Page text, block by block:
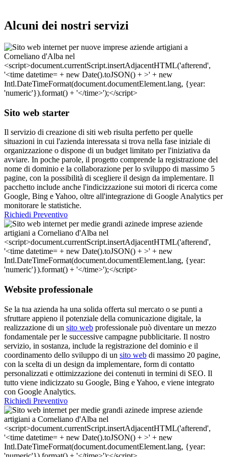
Alcuni dei nostri servizi
Sito web starter
Il servizio di creazione di siti web risulta perfetto per quelle
situazioni in cui l'azienda interessata si trova nella fase iniziale di
organizzazione o dispone di un budget limitato per l'iniziativa da
avviare. In poche parole, il progetto comprende la registrazione del
nome di dominio e la collaborazione per lo sviluppo di massimo 5
pagine, con la possibilità di scegliere il design da implementare. Il
pacchetto include anche l'indicizzazione sui motori di ricerca come
Google, Bing e Yahoo, oltre all'integrazione di Google Analytics per
monitorare le statistiche.
Richiedi Preventivo
Website professionale
Se la tua azienda ha una solida offerta sul mercato o se punti a
sfruttare appieno il potenziale della comunicazione digitale, la
realizzazione di un sito web professionale può diventare un mezzo
fondamentale per le successive campagne pubblicitarie. Il nostro
servizio, in sostanza, include la registrazione del dominio e il
coordinamento dello sviluppo di un sito web di massimo 20 pagine,
con la scelta di un design da implementare, form di contatto
personalizzati e ottimizzazione dei contenuti in termini di SEO. Il
tutto viene indicizzato su Google, Bing e Yahoo, e viene integrato
con Google Analytics.
Richiedi Preventivo